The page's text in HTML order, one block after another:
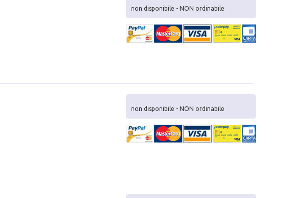
non disponibile - NON ordinabile
non disponibile - NON ordinabile